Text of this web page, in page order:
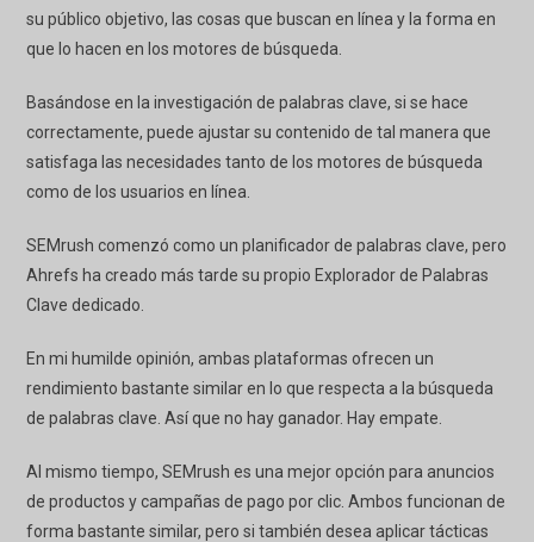
su público objetivo, las cosas que buscan en línea y la forma en
que lo hacen en los motores de búsqueda.
Basándose en la investigación de palabras clave, si se hace
correctamente, puede ajustar su contenido de tal manera que
satisfaga las necesidades tanto de los motores de búsqueda
como de los usuarios en línea.
SEMrush comenzó como un planificador de palabras clave, pero
Ahrefs ha creado más tarde su propio Explorador de Palabras
Clave dedicado.
En mi humilde opinión, ambas plataformas ofrecen un
rendimiento bastante similar en lo que respecta a la búsqueda
de palabras clave. Así que no hay ganador. Hay empate.
Al mismo tiempo, SEMrush es una mejor opción para anuncios
de productos y campañas de pago por clic. Ambos funcionan de
forma bastante similar, pero si también desea aplicar tácticas